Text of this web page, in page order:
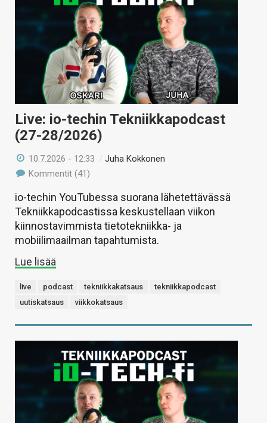
KAUPPA
VAIHDA TEEMA
HAKU
Live: io-techin Tekniikkapodcast
(27-28/2026)
10.7.2026 - 12:33 /Juha Kokkonen
Kommentit (41)
io-techin YouTubessa suorana lähetettävässä
Tekniikkapodcastissa keskustellaan viikon
kiinnostavimmista tietotekniikka- ja
mobiilimaailman tapahtumista.
Lue lisää
live podcast tekniikkakatsaus
tekniikkapodcast
uutiskatsaus
viikkokatsaus